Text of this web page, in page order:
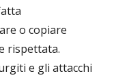
o copiare
rispettata.
e gli attacchi